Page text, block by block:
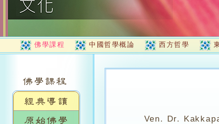
佛學課程 中國哲學概論 西方哲學
Ven. Dr.